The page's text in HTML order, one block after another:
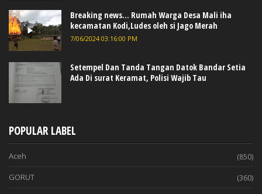
Breaking news... Rumah Warga Desa Mali iha
kecamatan Kodi,Ludes oleh si Jago Merah
7/06/2024 03:16:00 PM
Setempel Dan Tanda Tangan Datok Bandar Setia
Ada Di surat Keramat, Polisi Wajib Tau
POPULAR LABEL
Aceh (850)
GORUT (360)